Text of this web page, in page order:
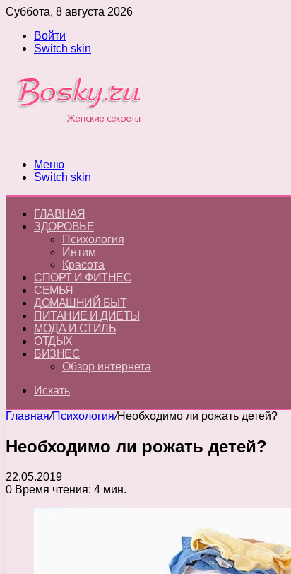
Суббота, 8 августа 2026
Войти
Switch skin
Меню
Switch skin
ГЛАВНАЯ
ЗДОРОВЬЕ
Психология
Интим
Красота
СПОРТ И ФИТНЕС
СЕМЬЯ
ДОМАШНИЙ БЫТ
ПИТАНИЕ И ДИЕТЫ
МОДА И СТИЛЬ
ОТДЫХ
БИЗНЕС
Обзор интернета
Искать
Главная/Психология/Необходимо ли рожать детей?
Необходимо ли рожать детей?
22.05.2019
0 Время чтения: 4 мин.